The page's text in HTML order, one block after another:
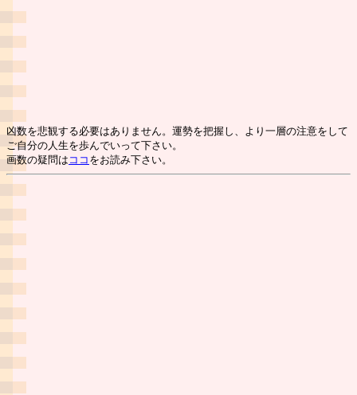
凶数を悲観する必要はありません。運勢を把握し、より一層の注意をして
ご自分の人生を歩んでいって下さい。
画数の疑問は ココ をお読み下さい。